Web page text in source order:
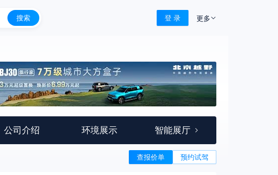
搜索 更多
登 录
公司介绍 环境展示 智能展厅
查报价单 预约试驾